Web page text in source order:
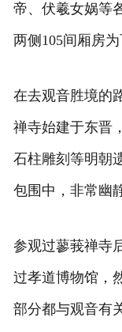
帝、伏羲女娲等
两侧105间厢房为
在去观音胜境的
禅寺始建于东晋
石柱雕刻等明朝
包围中，非常幽
参观过蓼莪禅寺
过孝道博物馆，
部分都与观音有